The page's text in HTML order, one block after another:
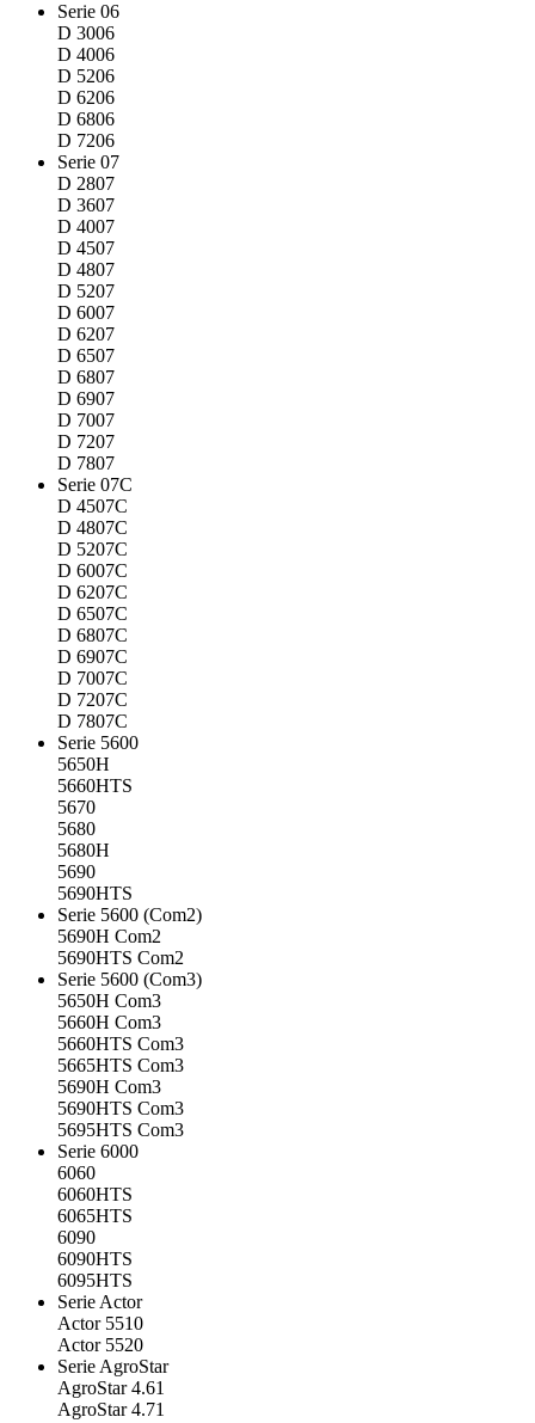
Serie 06
D 3006
D 4006
D 5206
D 6206
D 6806
D 7206
Serie 07
D 2807
D 3607
D 4007
D 4507
D 4807
D 5207
D 6007
D 6207
D 6507
D 6807
D 6907
D 7007
D 7207
D 7807
Serie 07C
D 4507C
D 4807C
D 5207C
D 6007C
D 6207C
D 6507C
D 6807C
D 6907C
D 7007C
D 7207C
D 7807C
Serie 5600
5650H
5660HTS
5670
5680
5680H
5690
5690HTS
Serie 5600 (Com2)
5690H Com2
5690HTS Com2
Serie 5600 (Com3)
5650H Com3
5660H Com3
5660HTS Com3
5665HTS Com3
5690H Com3
5690HTS Com3
5695HTS Com3
Serie 6000
6060
6060HTS
6065HTS
6090
6090HTS
6095HTS
Serie Actor
Actor 5510
Actor 5520
Serie AgroStar
AgroStar 4.61
AgroStar 4.71